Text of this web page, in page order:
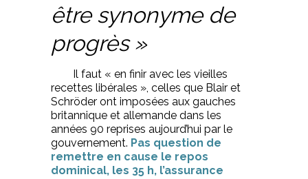
être synonyme de
progrès »
Il faut « en finir avec les vieilles
recettes libérales », celles que Blair et
Schröder ont imposées aux gauches
britannique et allemande dans les
années 90 reprises aujourd’hui par le
gouvernement. Pas question de
remettre en cause le repos
dominical, les 35 h, l’assurance